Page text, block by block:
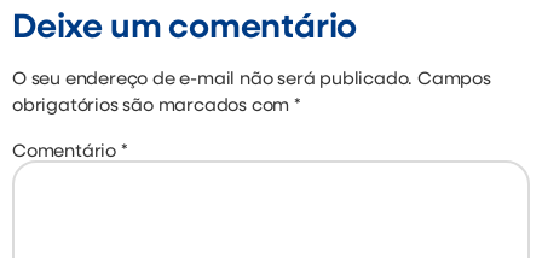
Deixe um comentário
O seu endereço de e-mail não será publicado. Campos
obrigatórios são marcados com*
Comentário *